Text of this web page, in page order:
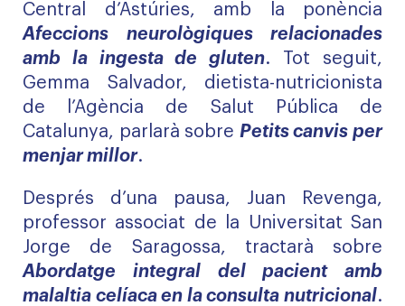
Central d’Astúries, amb la ponència
Afeccions neurològiques relacionades
amb la ingesta de gluten. Tot seguit,
Gemma Salvador, dietista-nutricionista
de l’Agència de Salut Pública de
Catalunya, parlarà sobre Petits canvis per
menjar millor.
Després d’una pausa, Juan Revenga,
professor associat de la Universitat San
Jorge de Saragossa, tractarà sobre
Abordatge integral del pacient amb
malaltia celíaca en la consulta nutricional.